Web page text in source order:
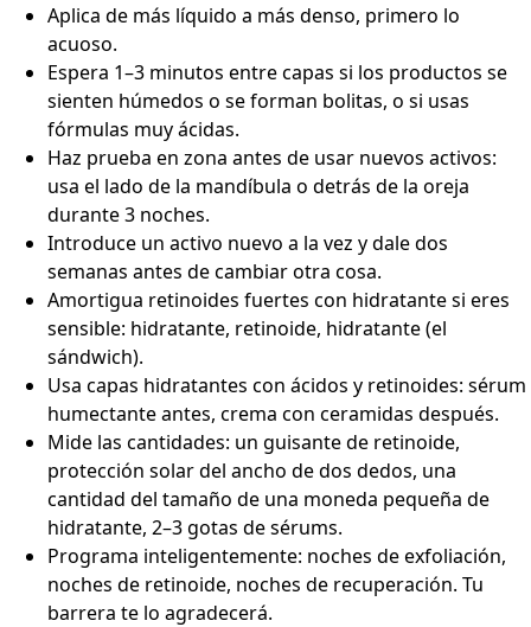
Aplica de más líquido a más denso, primero lo
acuoso.
Espera 1–3 minutos entre capas si los productos se
sienten húmedos o se forman bolitas, o si usas
fórmulas muy ácidas.
Haz prueba en zona antes de usar nuevos activos:
usa el lado de la mandíbula o detrás de la oreja
durante 3 noches.
Introduce un activo nuevo a la vez y dale dos
semanas antes de cambiar otra cosa.
Amortigua retinoides fuertes con hidratante si eres
sensible: hidratante, retinoide, hidratante (el
sándwich).
Usa capas hidratantes con ácidos y retinoides: sérum
humectante antes, crema con ceramidas después.
Mide las cantidades: un guisante de retinoide,
protección solar del ancho de dos dedos, una
cantidad del tamaño de una moneda pequeña de
hidratante, 2–3 gotas de sérums.
Programa inteligentemente: noches de exfoliación,
noches de retinoide, noches de recuperación. Tu
barrera te lo agradecerá.